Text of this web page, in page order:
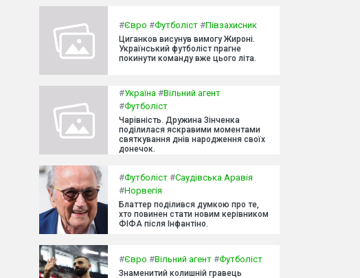
#Євро #Футболіст #Півзахисник
Циганков висунув вимогу Жироні.
Український футболіст прагне
покинути команду вже цього літа.
#Україна #Вільний агент
#Футболіст
Чарівність. Дружина Зінченка
поділилася яскравими моментами
святкування днів народження своїх
донечок.
#Футболіст #Саудівська Аравія
#Норвегія
Блаттер поділився думкою про те,
хто повинен стати новим керівником
ФІФА після Інфантіно.
#Євро #Вільний агент #Футболіст
Знаменитий колишній гравець